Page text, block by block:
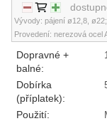
Vývody: pájení ø12,8,
Provedení: nerezová ocel
Dopravné +
balné:
Dobírka
(příplatek):
Použití: